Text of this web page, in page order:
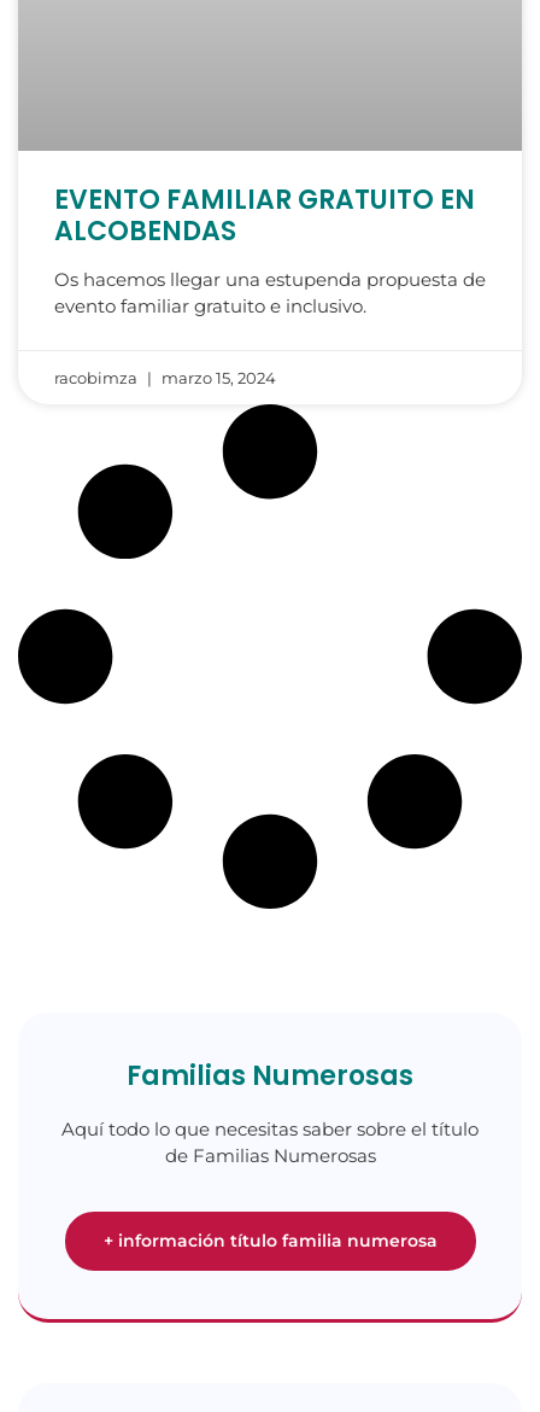
EVENTO FAMILIAR GRATUITO EN
ALCOBENDAS
Os hacemos llegar una estupenda propuesta de
evento familiar gratuito e inclusivo.
racobimza marzo 15, 2024
Familias Numerosas
Aquí todo lo que necesitas saber sobre el título
de Familias Numerosas
+ información título familia numerosa